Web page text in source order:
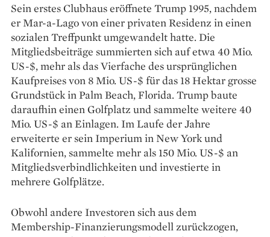
Sein erstes Clubhaus eröffnete Trump 1995, nachdem
er Mar-a-Lago von einer privaten Residenz in einen
sozialen Treffpunkt umgewandelt hatte. Die
Mitgliedsbeiträge summierten sich auf etwa 40 Mio.
US-$, mehr als das Vierfache des ursprünglichen
Kaufpreises von 8 Mio. US-$ für das 18 Hektar grosse
Grundstück in Palm Beach, Florida. Trump baute
daraufhin einen Golfplatz und sammelte weitere 40
Mio. US-$ an Einlagen. Im Laufe der Jahre
erweiterte er sein Imperium in New York und
Kalifornien, sammelte mehr als 150 Mio. US-$ an
Mitgliedsverbindlichkeiten und investierte in
mehrere Golfplätze.
Obwohl andere Investoren sich aus dem
Membership-Finanzierungsmodell zurückzogen,